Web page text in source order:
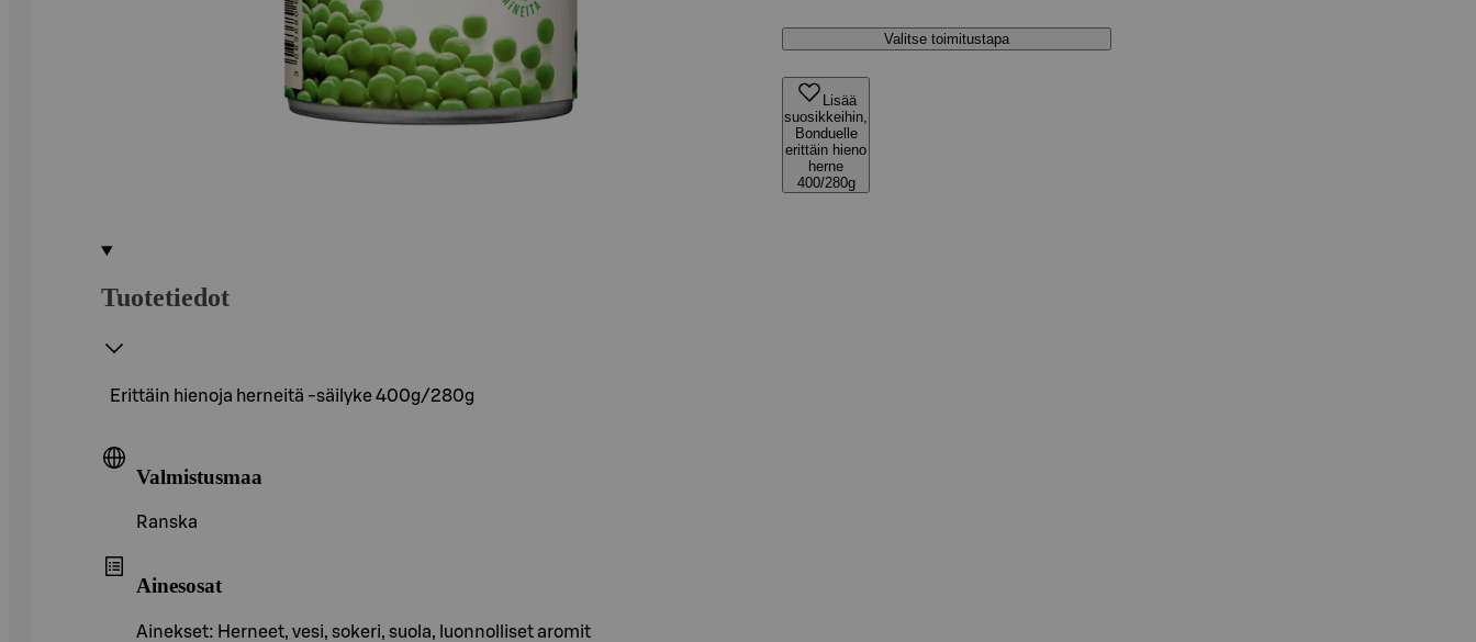
Valitse toimitustapa
Lisää
suosikkeihin,
Bonduelle
erittäin hieno
herne
400/280g
Tuotetiedot
Erittäin hienoja herneitä -säilyke 400g/280g
Valmistusmaa
Ranska
Ainesosat
Ainekset: Herneet, vesi, sokeri, suola, luonnolliset aromit